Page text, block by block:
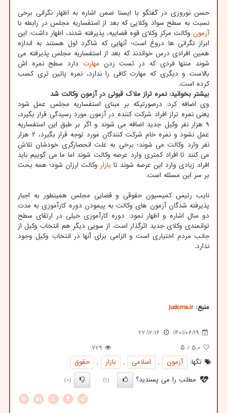
حسن نوروزی در گفتگو با ایسنا ضمن اشاره به اظهار نگرانی برخی
نسبت به سطح سواد وکلایی که بعد از استفساریه مجلس در رابطه با
آزمون وکالت مرکز وکلای قوه قضاییه، پذیرفته شدند، اظهار داشت: این
ابراز نگرانی ها دروغ است؛ آنهایی که شاگرد اول هستند به اندازه
همین افرادی درس خواندند که بعد از استفساریه مجلس پذیرفته می
شوند منتها فردی که در تست زدن مهارت دارد سطح نمره اش
بالاست و دیگری که مهارت کافی را ندارد، نمره پائین تری کسب
کرده است.
بیشتر بخوانید:نمره تراز ملاک قبولی در آزمون وکالت شد
وی اضافه کرد: درصورتیکه بر مبنای استفساریه مجلس عمل شود
یعنی نمره تراز افراد شرکت کننده در آزمون مورد رسیدگی قرار بگیرد،
۹ هزار نفر وکیل جدید اضافه می شوند و اگر بر طبق این استفساریه
عمل نشود و نمره خام شرکت کنندگان مورد توجه قرار بگیرد، ۲ هزار
نفر وارد وکالت می شوند؛ برخی به علت انحصارگری خودشان تلاش
می کنند تا افراد کمتری وارد عرصه وکالت شوند اما ما می گوییم باید
افراد زیادی وارد این عرصه شوند تا بازار وکالت ارزان شود؛ همه بحث
بر سر این مسئله است.
نایب رئیس کمیسیون حقوقی و قضایی مجلس همینطور به اجبار
پذیرفته شدگان آزمون های وکالت به پیمودن دوره کارآموزی به مدت
دو سال اشاره و اظهار نمود: دوره کارآموزی خیلی در ارتقای سطح
توانمندی وکلای جدید اثرگذار است. از سویی دیگر هم انتخاب وکیل از
جانب مردم اختیاری است و الزامی برای آنها در انتخاب وکیل وجود
ندارد.
منبع: judcms.ir
1401/06/19
22:12:16
5.0 / ۵
729
تگها:
آزمون , اسلامی , بازار ,
حقوق
مطلب را می پسندید؟
(1)
(0)
X